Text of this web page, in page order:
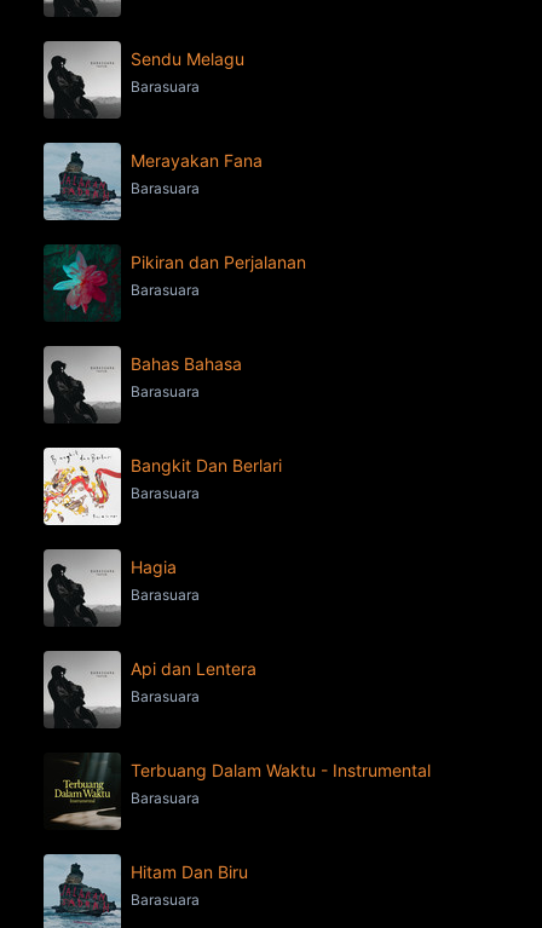
Sendu Melagu
Barasuara
Merayakan Fana
Barasuara
Pikiran dan Perjalanan
Barasuara
Bahas Bahasa
Barasuara
Bangkit Dan Berlari
Barasuara
Hagia
Barasuara
Api dan Lentera
Barasuara
Terbuang Dalam Waktu - Instrumental
Barasuara
Hitam Dan Biru
Barasuara